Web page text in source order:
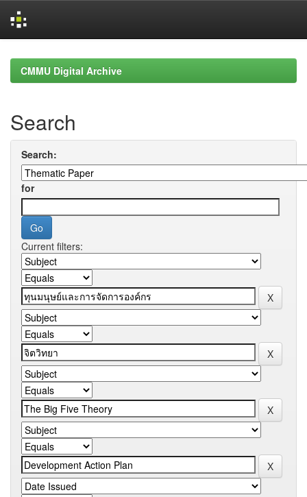
navigationCMMU Digital Archive
Search
Search:
for
Current filters: